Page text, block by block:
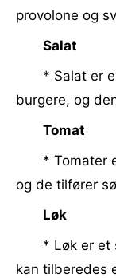
provolone og
Salat
* Salat er
burgere, og
Tomat
* Tomater
og de tilfører
Løk
* Løk er et
kan tilberedes